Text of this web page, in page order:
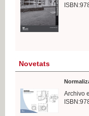
Novetats
Archivo